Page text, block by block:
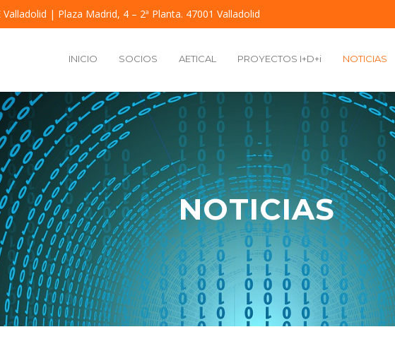
Valladolid | Plaza Madrid, 4 – 2ª Planta. 47001 Valladolid
INICIO SOCIOS AETICAL PROYECTOS I+D+i NOTICIAS
NOTICIAS